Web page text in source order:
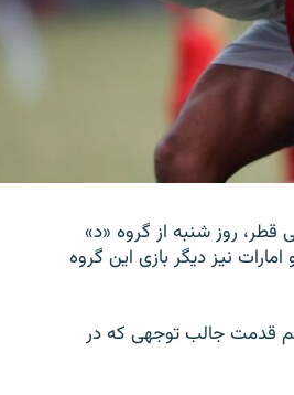
قطر، روز شنبه از گروه «د»
نیز دیگر بازی این گروه
قدمت جالب توجهی که در